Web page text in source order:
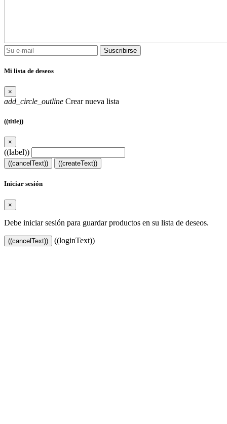
Suscribirse
Mi lista de deseos
×
add_circle_outline Crear nueva lista
((title))
×
((label))
((cancelText)) ((createText))
Iniciar sesión
×
Debe iniciar sesión para guardar productos en su lista de deseos.
((cancelText)) ((loginText))